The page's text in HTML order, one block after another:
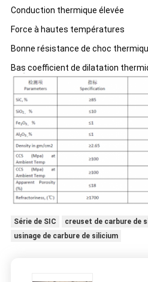
Conduction thermique élevée
Force à hautes températures
Bonne résistance de choc
Bas coefficient de dilatation
Série de SIC
creuset de carbure de
usinage de carbure de silicium